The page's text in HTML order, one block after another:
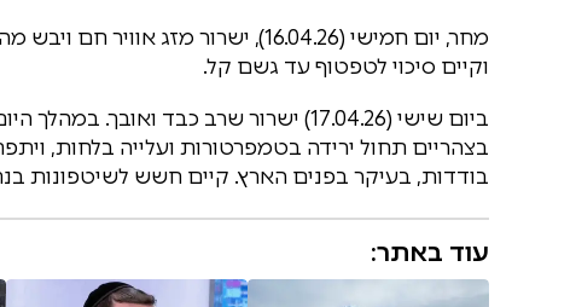
מחר, יום חמישי (16.04.26), ישרור מזג
וקיים סיכוי לטפטוף עד גשם קל.
ביום שישי (17.04.26) ישרור שרב כבד
בצהריים תחול ירידה בטמפרטורות ועלייה בלחות,
בודדות, בעיקר בפנים הארץ. קיים חשש לשיטפונות
עוד באתר: